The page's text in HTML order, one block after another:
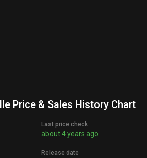
Price & Sales History Chart
Last price check
about 4 years ago
Release date